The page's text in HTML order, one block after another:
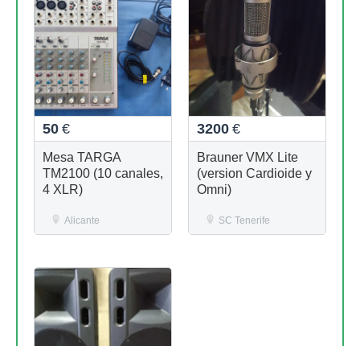
50 €
Mesa TARGA
TM2100 (10 canales,
4 XLR)
Alicante
3200 €
Brauner VMX Lite
(version Cardioide y
Omni)
SC Tenerife